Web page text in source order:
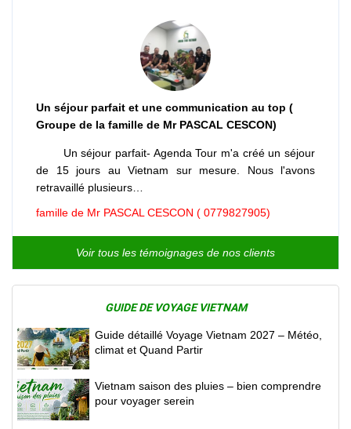
Un séjour parfait et une communication au top (
Groupe de la famille de Mr PASCAL CESCON)
Un séjour parfait- Agenda Tour m'a créé un séjour
de 15 jours au Vietnam sur mesure. Nous l'avons
retravaillé plusieurs…
famille de Mr PASCAL CESCON ( 0779827905)
Voir tous les témoignages de nos clients
GUIDE DE VOYAGE VIETNAM
Guide détaillé Voyage Vietnam 2027 – Météo,
climat et Quand Partir
Vietnam saison des pluies – bien comprendre
pour voyager serein